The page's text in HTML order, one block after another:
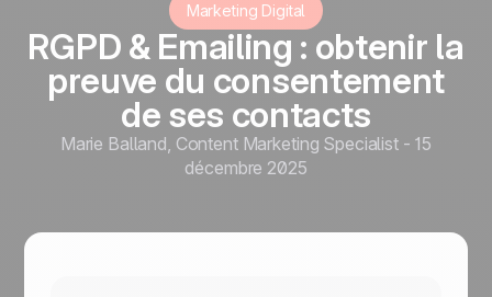
Marketing Digital
RGPD & Emailing : obtenir la
preuve du consentement
de ses contacts
Marie Balland, Content Marketing Specialist- 15
décembre 2025